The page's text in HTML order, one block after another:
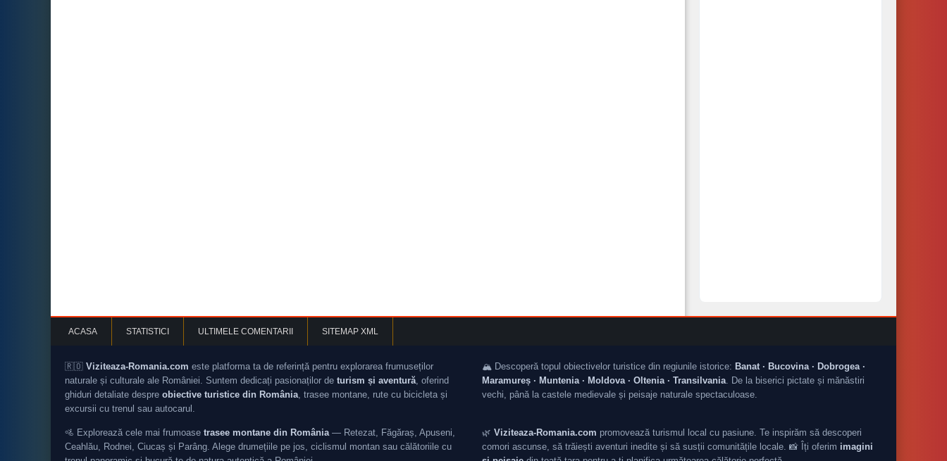
ACASA STATISTICI ULTIMELE COMENTARII SITEMAP XML
🇷🇴 Viziteaza-Romania.com este platforma ta de referință pentru explorarea frumuseților
naturale și culturale ale României. Suntem dedicați pasionaților de turism și aventură, oferind
ghiduri detaliate despre obiective turistice din România, trasee montane, rute cu bicicleta și
excursii cu trenul sau autocarul.
🏔️ Descoperă topul obiectivelor turistice din regiunile istorice: Banat · Bucovina · Dobrogea ·
Maramureș · Muntenia · Moldova · Oltenia · Transilvania. De la biserici pictate și mănăstiri
vechi, până la castele medievale și peisaje naturale spectaculoase.
🚵 Explorează cele mai frumoase trasee montane din România— Retezat, Făgăraș, Apuseni,
Ceahlău, Rodnei, Ciucaș și Parâng. Alege drumețiile pe jos, ciclismul montan sau călătoriile cu
🌿 Viziteaza-Romania.com promovează turismul local cu pasiune. Te inspirăm să descoperi
comori ascunse, să trăiești aventuri inedite și să susții comunitățile locale. 📸 Îți oferim imagini